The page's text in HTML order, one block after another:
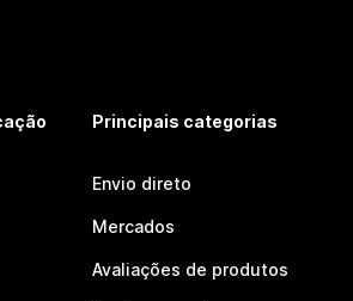
Principais categorias
Envio direto
Mercados
Avaliações de produtos